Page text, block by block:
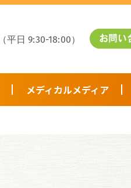
（平日 9:30-18:00） お問い
メディカルメディア